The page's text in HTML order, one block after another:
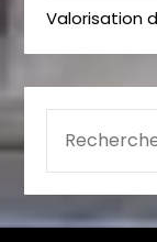
Valorisation